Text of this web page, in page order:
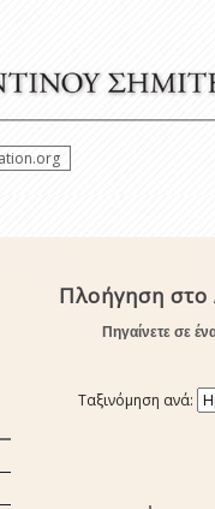
Πλοήγηση
Πηγαίνετε σε
Ταξινόμηση ανά: